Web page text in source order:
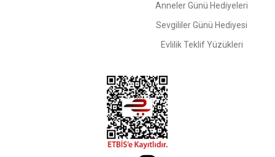
Anneler Günü Hediyeleri
Sevgililer Günü Hediyesi
Evlilik Teklif Yüzükleri